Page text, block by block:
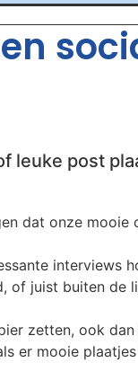
leuke post
dat onze
interviews
juist buiten de
zetten, ook
er mooie